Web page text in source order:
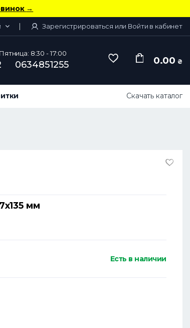
→
Зарегистрироваться или Войти в кабинет
8:30 - 17:00
0634851255 0.00 ₴
Скачать каталог
мм
Есть в наличии